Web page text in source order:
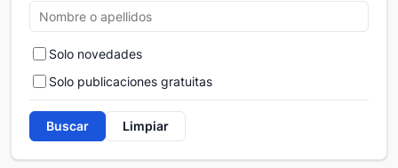
Solo novedades
Solo publicaciones gratuitas
Buscar Limpiar